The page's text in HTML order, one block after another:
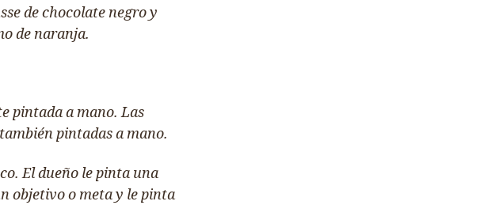
de chocolate negro y
de naranja.
pintada a mano. Las
pintadas a mano.
El dueño le pinta una
objetivo o meta y le pinta